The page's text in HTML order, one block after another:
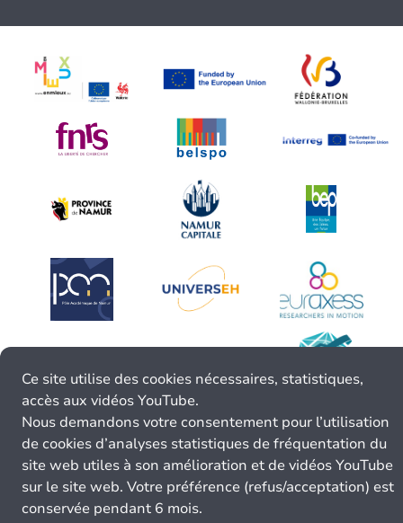
Ce site utilise des cookies nécessaires, statistiques,
accès aux vidéos YouTube.
Nous demandons votre consentement pour l’utilisation
de cookies d’analyses statistiques de fréquentation du
site web utiles à son amélioration et de vidéos YouTube
sur le site web. Votre préférence (refus/acceptation) est
conservée pendant 6 mois.